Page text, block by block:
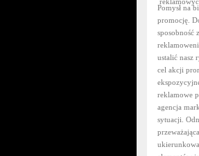
Pomysł na
promocję.
sposobność
ustalić nasz
cel akcji
reklamowe
agencja
sytuacji.